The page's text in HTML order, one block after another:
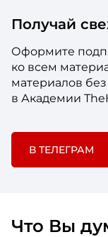
Получай
Оформите
ко всем
материалов
в Академии
В ТЕЛЕГРАМ
Что Вы